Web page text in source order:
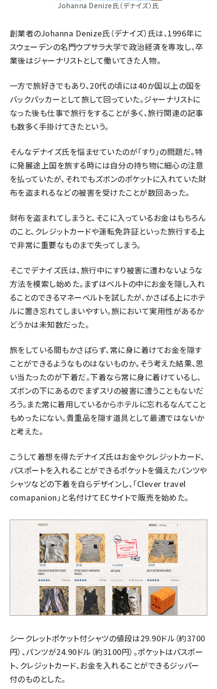
Johanna Denize氏（デナイズ）氏
創業者のJohanna Denize氏（デナイズ）氏は、1996年に
スウェーデンの名門ウプサラ大学で政治経済を専攻し、卒
業後はジャーナリストとして働いてきた人物。
一方で旅好きでもあり、20代の頃には40か国以上の国を
バックパッカーとして旅して回っていた。ジャーナリストに
なった後も仕事で旅行をすることが多く、旅行関連の記事
も数多く手掛けてきたという。
そんなデナイズ氏を悩ませていたのが「すり」の問題だ。特
に発展途上国を旅する時には自分の持ち物に細心の注意
を払っていたが、それでもズボンのポケットに入れていた財
布を盗まれるなどの被害を受けたことが数回あった。
財布を盗まれてしまうと、そこに入っているお金はもちろん
のこと、クレジットカードや運転免許証といった旅行する上
で非常に重要なものまで失ってしまう。
そこでデナイズ氏は、旅行中にすり被害に遭わないような
方法を模索し始めた。まずはベルトの中にお金を隠し入れ
ることのできるマネーベルトを試したが、かさばる上にホテ
ルに置き忘れてしまいやすい。旅において実用性があるか
どうかは未知数だった。
旅をしている間もかさばらず、常に身に着けてお金を隠す
ことができるようなものはないものか。そう考えた結果、思
い当たったのが下着だ。下着なら常に身に着けているし、
ズボンの下にあるのでまずスリの被害に遭うこともないだ
ろう。また常に着用しているからホテルに忘れるなんてこと
もめったにない。貴重品を隠す道具として最適ではないか
と考えた。
こうして着想を得たデナイズ氏はお金やクレジットカード、
パスポートを入れることができるポケットを備えたパンツや
シャツなどの下着を自らデザインし、「Clever travel
comapanion」と名付けてECサイトで販売を始めた。
シークレットポケット付シャツの値段は29.90ドル（約3700
円）、パンツが24.90ドル（約3100円）。ポケットはパスポー
ト、クレジットカード、お金を入れることができるジッパー
付のものとした。